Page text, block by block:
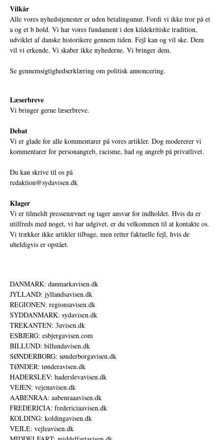
Vilkår
Alle vores nyhedstjenester er uden betalingsmur. Fordi vi ikke tror på et
a og et b hold. Vi har vores fundament i den kildekritiske tradition,
udviklet af danske historikere gennem tiden. Fejl kan og vil ske. Dem
vil vi erkende. Vi skaber ikke nyhederne. Vi bringer dem.
Se gennemsigtighedserklæring om politisk annoncering.
Læserbreve
Vi bringer gerne læserbreve.
Debat
Vi er glade for alle kommentarer på vores artikler. Dog modererer vi
kommentarer for personangreb, racisme, had og angreb på privatlivet.
Du kan skrive til os på
redaktion@sydavisen.dk
Klager
Vi er tilmeldt pressenævnet og tager ansvar for indholdet. Hvis du er
utilfreds med noget, vi har udgivet, er du velkommen til at kontakte os.
Vi trækker ikke artikler tilbage, men retter faktuelle fejl, hvis de
uheldigvis er opstået.
DANMARK: danmarkavisen.dk
JYLLAND: jyllandsavisen.dk
REGIONEN: regionsavisen.dk
SYDDANMARK: sydavisen.dk
TREKANTEN: 3avisen.dk
ESBJERG: esbjergavisen.com
BILLUND: billundavisen.dk
SØNDERBORG: sønderborgavisen.dk
TØNDER: tønderavisen.dk
HADERSLEV: haderslevavisen.dk
VEJEN: vejenavisen.dk
AABENRAA: aabenraaavisen.dk
FREDERICIA: fredericiaavisen.dk
KOLDING: koldingavisen.dk
VEJLE: vejleavisen.dk